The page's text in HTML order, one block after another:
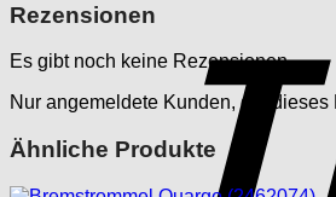
Rezensionen
Es gibt noch keine Rezensionen.
Nur angemeldete Kunden, die
Ähnliche Produkte